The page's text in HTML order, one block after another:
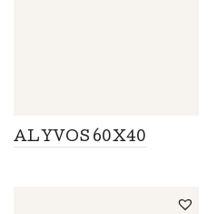
ALYVOS 60X40